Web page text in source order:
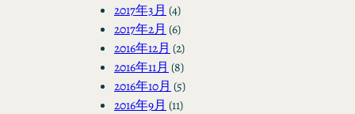
2017年3月 (4)
2017年2月 (6)
2016年12月 (2)
2016年11月 (8)
2016年10月 (5)
2016年9月 (11)